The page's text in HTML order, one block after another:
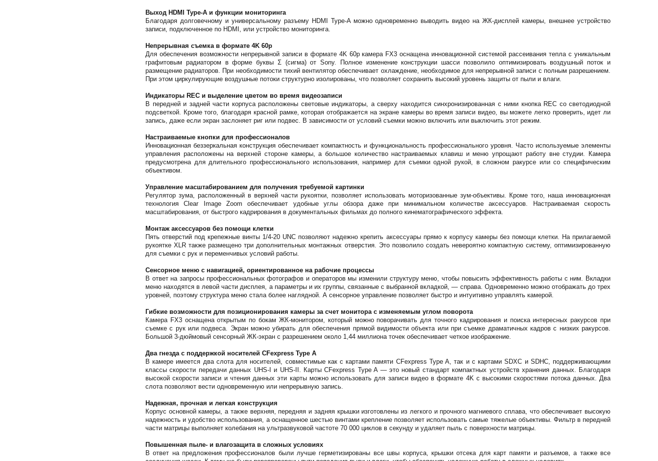
Выход HDMI Type-A и функции мониторинга
Благодаря долговечному и универсальному разъему HDMI Type-A можно одновременно выводить видео на ЖК-дисплей камеры, внешнее устройство
записи, подключенное по HDMI, или устройство мониторинга.
Непрерывная съемка в формате 4K 60p
Для обеспечения возможности непрерывной записи в формате 4K 60p камера FX3 оснащена инновационной системой рассеивания тепла с уникальным
графитовым радиатором в форме буквы Σ (сигма) от Sony. Полное изменение конструкции шасси позволило оптимизировать воздушный поток и
размещение радиаторов. При необходимости тихий вентилятор обеспечивает охлаждение, необходимое для непрерывной записи с полным разрешением.
При этом циркулирующие воздушные потоки структурно изолированы, что позволяет сохранить высокий уровень защиты от пыли и влаги.
Индикаторы REC и выделение цветом во время видеозаписи
В передней и задней части корпуса расположены световые индикаторы, а сверху находится синхронизированная с ними кнопка REC со светодиодной
подсветкой. Кроме того, благодаря красной рамке, которая отображается на экране камеры во время записи видео, вы можете легко проверить, идет ли
запись, даже если экран заслоняет риг или подвес. В зависимости от условий съемки можно включить или выключить этот режим.
Настраиваемые кнопки для профессионалов
Инновационная беззеркальная конструкция обеспечивает компактность и функциональность профессионального уровня. Часто используемые элементы
управления расположены на верхней стороне камеры, а большое количество настраиваемых клавиш и меню упрощают работу вне студии. Камера
предусмотрена для длительного профессионального использования, например для съемки одной рукой, в сложном ракурсе или со специфическим
объективом.
Управление масштабированием для получения требуемой картинки
Регулятор зума, расположенный в верхней части рукоятки, позволяет использовать моторизованные зум-объективы. Кроме того, наша инновационная
технология Clear Image Zoom обеспечивает удобные углы обзора даже при минимальном количестве аксессуаров. Настраиваемая скорость
масштабирования, от быстрого кадрирования в документальных фильмах до полного кинематографического эффекта.
Монтаж аксессуаров без помощи клетки
Пять отверстий под крепежные винты 1/4-20 UNC позволяют надежно крепить аксессуары прямо к корпусу камеры без помощи клетки. На прилагаемой
рукоятке XLR также размещено три дополнительных монтажных отверстия. Это позволило создать невероятно компактную систему, оптимизированную
для съемки с рук и переменчивых условий работы.
Сенсорное меню с навигацией, ориентированное на рабочие процессы
В ответ на запросы профессиональных фотографов и операторов мы изменили структуру меню, чтобы повысить эффективность работы с ним. Вкладки
меню находятся в левой части дисплея, а параметры и их группы, связанные с выбранной вкладкой, — справа. Одновременно можно отображать до трех
уровней, поэтому структура меню стала более наглядной. А сенсорное управление позволяет быстро и интуитивно управлять камерой.
Гибкие возможности для позиционирования камеры за счет монитора с изменяемым углом поворота
Камера FX3 оснащена открытым по бокам ЖК-монитором, который можно поворачивать для точного кадрирования и поиска интересных ракурсов при
съемке с рук или подвеса. Экран можно убирать для обеспечения прямой видимости объекта или при съемке драматичных кадров с низких ракурсов.
Большой 3-дюймовый сенсорный ЖК-экран с разрешением около 1,44 миллиона точек обеспечивает четкое изображение.
Два гнезда с поддержкой носителей CFexpress Type A
В камере имеется два слота для носителей, совместимые как с картами памяти CFexpress Type A, так и с картами SDXC и SDHC, поддерживающими
классы скорости передачи данных UHS-I и UHS-II. Карты CFexpress Type A — это новый стандарт компактных устройств хранения данных. Благодаря
высокой скорости записи и чтения данных эти карты можно использовать для записи видео в формате 4K с высокими скоростями потока данных. Два
слота позволяют вести одновременную или непрерывную запись.
Надежная, прочная и легкая конструкция
Корпус основной камеры, а также верхняя, передняя и задняя крышки изготовлены из легкого и прочного магниевого сплава, что обеспечивает высокую
надежность и удобство использования, а оснащенное шестью винтами крепление позволяет использовать самые тяжелые объективы. Фильтр в передней
части матрицы выполняет колебания на ультразвуковой частоте 70 000 циклов в секунду и удаляет пыль с поверхности матрицы.
Повышенная пыле- и влагозащита в сложных условиях
В ответ на предложения профессионалов были лучше герметизированы все швы корпуса, крышки отсека для карт памяти и разъемов, а также все